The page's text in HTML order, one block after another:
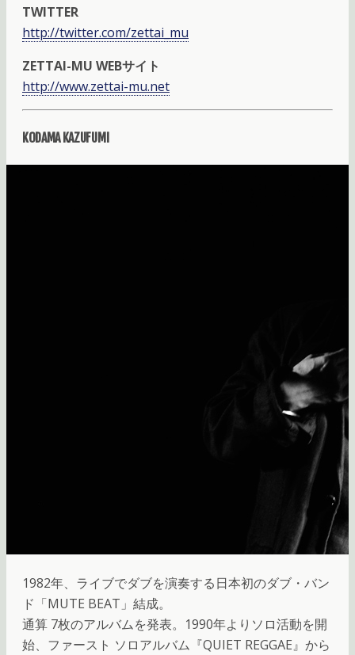
TWITTER
http://twitter.com/zettai_mu
ZETTAI-MU WEBサイト
http://www.zettai-mu.net
KODAMA KAZUFUMI
1982年、ライブでダブを演奏する日本初のダブ・バン
ド「MUTE BEAT」結成。
通算 7枚のアルバムを発表。1990年よりソロ活動を開
始、ファースト ソロアルバム『QUIET REGGAE』から